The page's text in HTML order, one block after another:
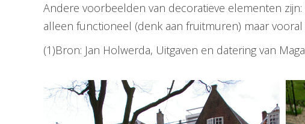
Andere voorbeelden van decoratieve elementen
alleen functioneel (denk aan fruitmuren) maar
(1)Bron: Jan Holwerda, Uitgaven en datering van